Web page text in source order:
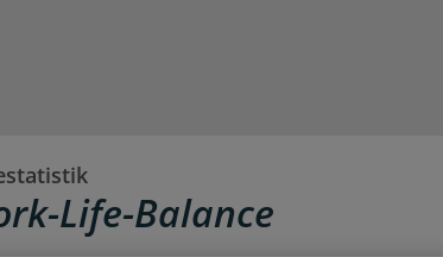
Life-Balance